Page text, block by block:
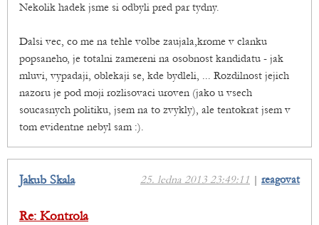
Nekolik hadek jsme si odbyli pred par tydny.
Dalsi vec, co me na tehle volbe zaujala,krome v clanku
popsaneho, je totalni zamereni na osobnost kandidatu - jak
mluvi, vypadaji, oblekaji se, kde bydleli, ... Rozdilnost jejich
nazoru je pod moji rozlisovaci uroven (jako u vsech
soucasnych politiku, jsem na to zvykly), ale tentokrat jsem v
tom evidentne nebyl sam :).
25. ledna 2013 23:49:11 | reagovat
Jakub Skala
Re: Kontrola